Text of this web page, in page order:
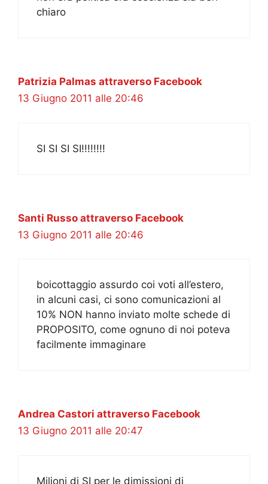
chiaro
Patrizia Palmas attraverso Facebook
13 Giugno 2011 alle 20:46
SI SI SI SI!!!!!!!!
Santi Russo attraverso Facebook
13 Giugno 2011 alle 20:46
boicottaggio assurdo coi voti all’estero,
in alcuni casi, ci sono comunicazioni al
10% NON hanno inviato molte schede di
PROPOSITO, come ognuno di noi poteva
facilmente immaginare
Andrea Castori attraverso Facebook
13 Giugno 2011 alle 20:47
Milioni di SI per le dimissioni di